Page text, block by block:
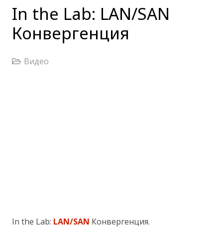
In the Lab: LAN/SAN
Конвергенция
Видео
In the Lab: LAN/SAN Конвергенция.